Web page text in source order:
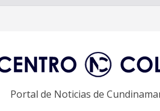
Portal de Noticias de